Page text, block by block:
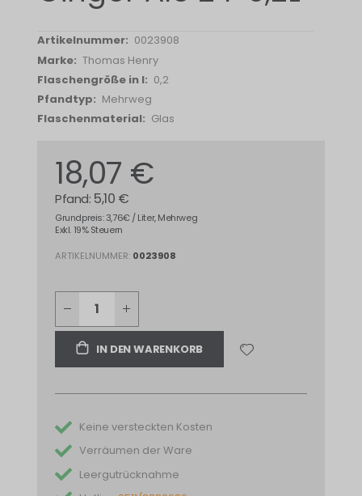
0023908
Thomas Henry
0,2
Mehrweg
Glas
18,07 €
Grundpreis: 3,76€ / Liter, Mehrweg
5,10 €
Exkl. 19% Steuern
ARTIKELNUMMER 0023908
IN DEN WARENKORB
Keine versteckten Kosten
Verräumen der Ware
Leergutrücknahme